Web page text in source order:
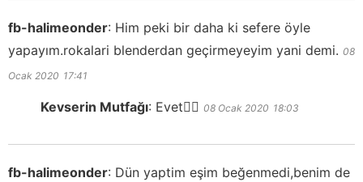
fb-halimeonder: Him peki bir daha ki sefere öyle
yapayım.rokalari blenderdan geçirmeyeyim yani demi. 08
Ocak 2020 17:41
Kevserin Mutfağı: Evet👍🏻 08 Ocak 2020 18:03
fb-halimeonder: Dün yaptim eşim beğenmedi,benim de